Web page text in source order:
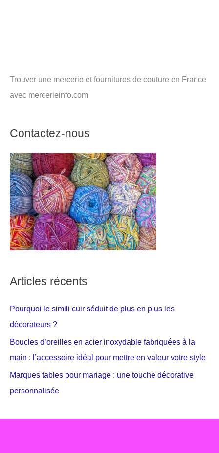
Trouver une mercerie et fournitures de couture en France
avec mercerieinfo.com
Contactez-nous
Articles récents
Pourquoi le simili cuir séduit de plus en plus les
décorateurs ?
Boucles d’oreilles en acier inoxydable fabriquées à la
main : l’accessoire idéal pour mettre en valeur votre style
Marques tables pour mariage : une touche décorative
personnalisée